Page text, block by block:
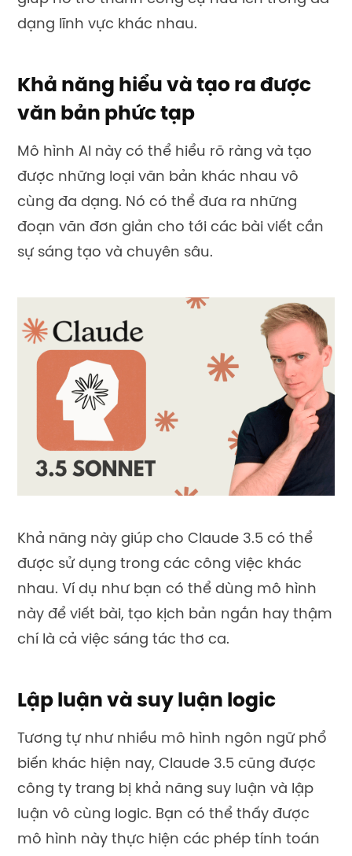
dạng lĩnh vực khác nhau.
Khả năng hiểu và tạo ra được
văn bản phức tạp
Mô hình AI này có thể hiểu rõ ràng và tạo
được những loại văn bản khác nhau vô
cùng đa dạng. Nó có thể đưa ra những
đoạn văn đơn giản cho tới các bài viết cần
sự sáng tạo và chuyên sâu.
Khả năng này giúp cho Claude 3.5 có thể
được sử dụng trong các công việc khác
nhau. Ví dụ như bạn có thể dùng mô hình
này để viết bài, tạo kịch bản ngắn hay thậm
chí là cả việc sáng tác thơ ca.
Lập luận và suy luận logic
Tương tự như nhiều mô hình ngôn ngữ phổ
biến khác hiện nay, Claude 3.5 cũng được
công ty trang bị khả năng suy luận và lập
luận vô cùng logic. Bạn có thể thấy được
mô hình này thực hiện các phép tính toán